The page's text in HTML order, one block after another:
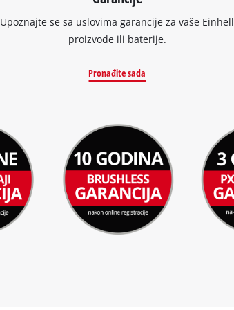
Upoznajte se sa uslovima garancije za vaše Einhell
proizvode ili baterije.
Pronađite sada